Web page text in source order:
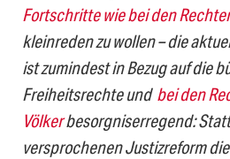
Fortschritte wie bei den
kleinreden zu wollen – die
ist zumindest in Bezug auf die
Freiheitsrechte und bei den
Völkerbesorgniserregend:
versprochenen Justizreform